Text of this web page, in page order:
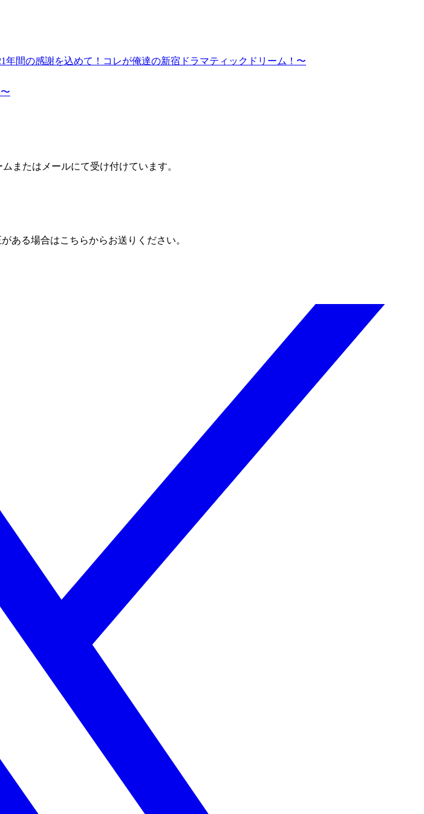
年間の感謝を込めて！コレが俺達の新宿ドラマティックドリーム！〜
またはメールにて受け付けています。
ある場合はこちらからお送りください。